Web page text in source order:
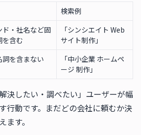
検索例
ド・社名など固
を含む
「シンシエイト Web
サイト制作」
詞を含まない
「中小企業 ホームペ
ージ 制作」
決したい・調べたい」ユーザーが幅
行動です。まだどの会社に頼むか決
ます。